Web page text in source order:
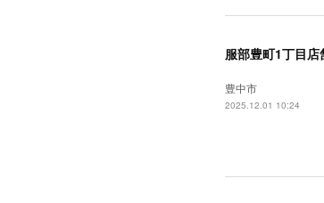
服部豊町1丁目店
豊中市
2025.12.01 10:24